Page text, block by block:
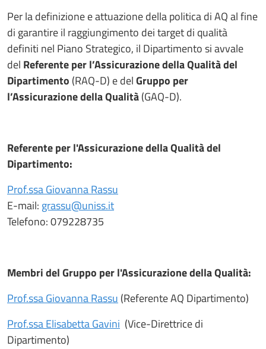
Per la definizione e attuazione della politica di AQ al fine
di garantire il raggiungimento dei target di qualità
definiti nel Piano Strategico, il Dipartimento si avvale
del Referente per l’Assicurazione della Qualità del
Dipartimento (RAQ-D) e delGruppo per
l’Assicurazione della Qualità(GAQ-D).
Referente per l'Assicurazione della Qualità del
Dipartimento:
Prof.ssa Giovanna Rassu
E-mail: grassu@uniss.it
Telefono: 079228735
Membri del Gruppo per l'Assicurazione della Qualità:
Prof.ssa Giovanna Rassu (Referente AQ Dipartimento)
Prof.ssa Elisabetta Gavini (Vice-Direttrice di
Dipartimento)